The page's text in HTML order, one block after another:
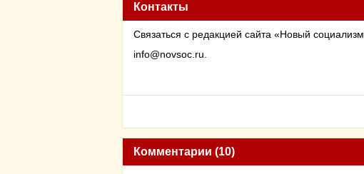
Контакты
Связаться с редакцией сайта «Новый социализм
info@novsoc ru
Комментарии (10)